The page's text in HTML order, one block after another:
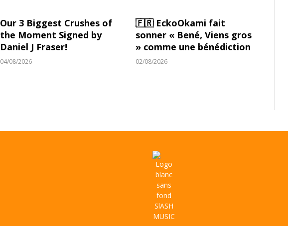
Our 3 Biggest Crushes of
the Moment Signed by
Daniel J Fraser!
04/08/2026
🇫🇷 EckoOkami fait
sonner « Bené, Viens gros
» comme une bénédiction
02/08/2026